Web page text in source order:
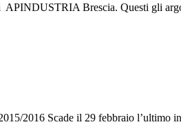
Brescia. Questi gli
2016 Scade il 29 febbraio l’ultimo